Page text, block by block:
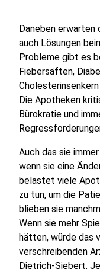
Daneben
auch Lösungen
Probleme gibt es
Fiebersäften,
Die Apotheken
Bürokratie und
Auch das sie
wenn sie eine
belastet viele
zu tun, um die
blieben sie
Wenn sie mehr
hätten, würde das
verschreibenden
Dietrich-Siebert.